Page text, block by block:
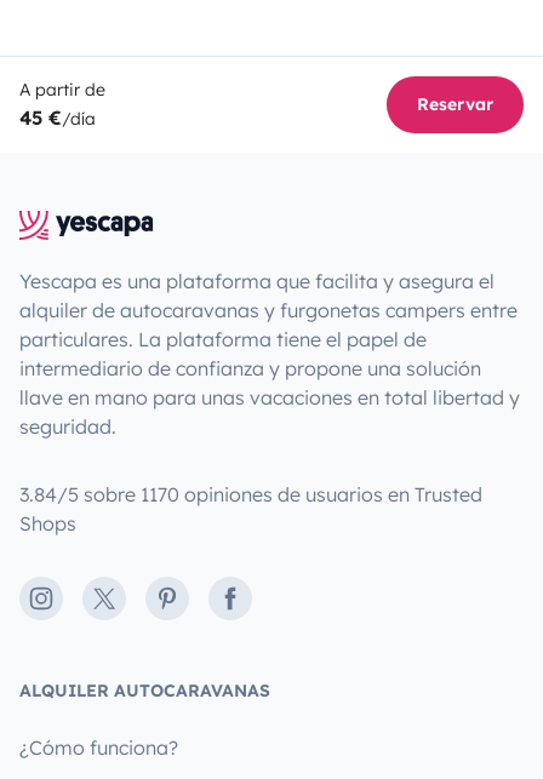
A partir de
45 €/día
Reservar
Yescapa es una plataforma que facilita y asegura el
alquiler de autocaravanas y furgonetas campers entre
particulares. La plataforma tiene el papel de
intermediario de confianza y propone una solución
llave en mano para unas vacaciones en total libertad y
seguridad.
3.84/5 sobre 1170 opiniones de usuarios en Trusted
Shops
Instagram
X PinterestFacebook
ALQUILER AUTOCARAVANAS
¿Cómo funciona?